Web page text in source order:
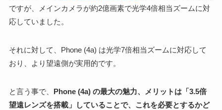
ですが、メインカメラが約2億画素で光学4倍相当ズームに対
応していました。
それに対して、Phone (4a) は光学7倍相当ズームに対応して
おり、より望遠側が実用的です。
と言う事で、 Phone (4a) の最大の魅力、メリットは「3.5倍
望遠レンズを搭載」していることで、これを必要とするかど